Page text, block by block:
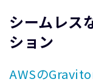
シームレス
ション
AWSの